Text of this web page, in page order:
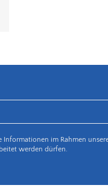
Informationen im Rahmen
werden dürfen.